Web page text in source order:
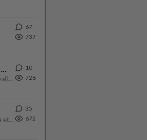
67
737
Ernest Lawson täräytti erikoisen heiton TTK-lehdistötilaisuudessa: " Onko tässä tarkoituksena...?"
Ernest Lawson esitteli uudet TTK-tähtioppilaat ja opettajat torstaina 6.8. lehdistölle. Tulevalla kaudella on yksi hausk
10
728
Välimme menivät niin pahasti solmuun, ettei niitä voi enää korjata. On aika jatkaa elämässä eteenpäin. Toivon sulle kaik
35
672